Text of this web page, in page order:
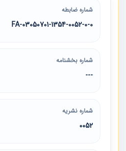
شماره ضابطه
03050701-1354-0052-0-0-FA
شماره بخشنامه
---
شماره نشریه
0052